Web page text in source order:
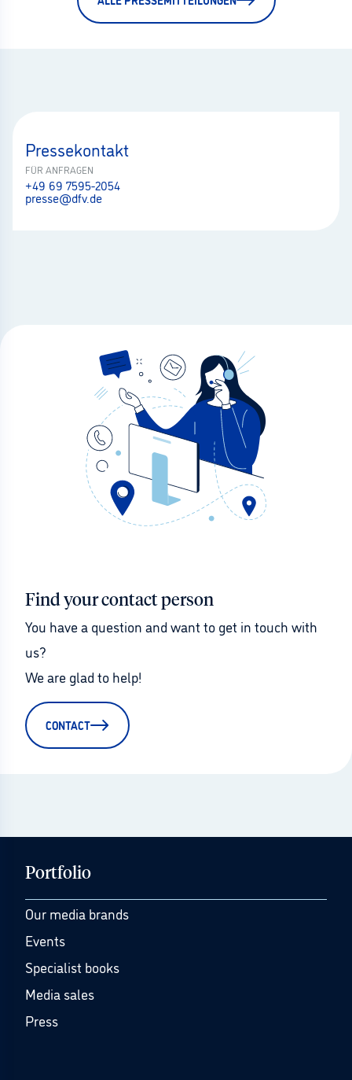
Pressekontakt
FÜR ANFRAGEN
+49 69 7595-2054
presse@dfv.de
Find your contact person
You have a question and want to get in touch with
us?
We are glad to help!
CONTACT
Portfolio
Our media brands
Events
Specialist books
Media sales
Press